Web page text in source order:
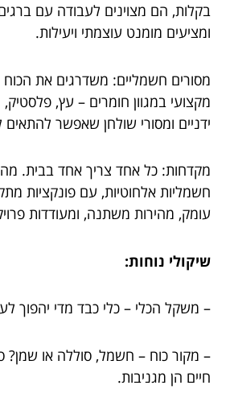
בקלות, הם מצוינים לעבודה עם ברגים
ומציעים מומנט עוצמתי ויעילות.
מסורים חשמליים: משדרגים את הכוח
מקצועי במגוון חומרים – עץ,
ידניים ומסורי שולחן שאפשר להתאים
מקדחות: כל אחד צריך אחד בבית.
חשמליות אלחוטיות, עם פונקציות
עומק, מהירות משתנה, ומעודדות
שיקולי נוחות:
– משקל הכלי – כלי כבד מדי יהפוך
– מקור כוח – חשמל, סוללה או שמן?
חיים הן מגניבות.